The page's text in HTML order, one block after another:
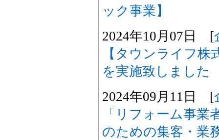
ック事業】
2024年10月07日 [
【タウンライフ株
を実施致しました
2024年09月11日 [
「リフォーム事業
のための集客・業